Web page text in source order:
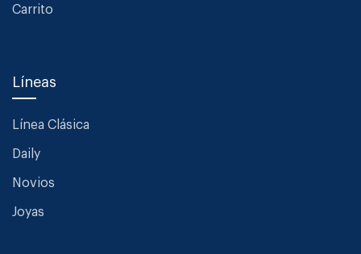
Carrito
Líneas
Línea Clásica
Daily
Novios
Joyas